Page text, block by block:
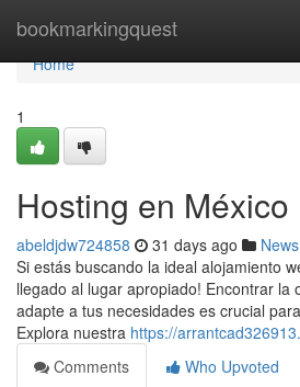
bookmarkingquest
Home
Home
1
Hosting en México
abeldjdw724858 31 days ago News
Si estás buscando la ideal alojamiento
llegado al lugar apropiado! Encontrar la
adapte a tus necesidades es crucial
Explora nuestra https://
Comments
Who Upvoted